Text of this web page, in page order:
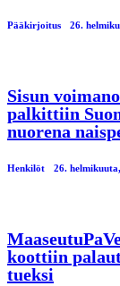
Pääkirjoitus 26.
Sisun
palkittiin
nuorena
Henkilöt 26.
koottiin
tueksi